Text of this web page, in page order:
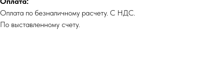
Оплата по безналичному расчету. С НДС.
По выставленному счету.